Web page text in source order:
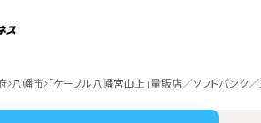
八幡市 「ケーブル八幡宮山上」量販店／ソフトバン